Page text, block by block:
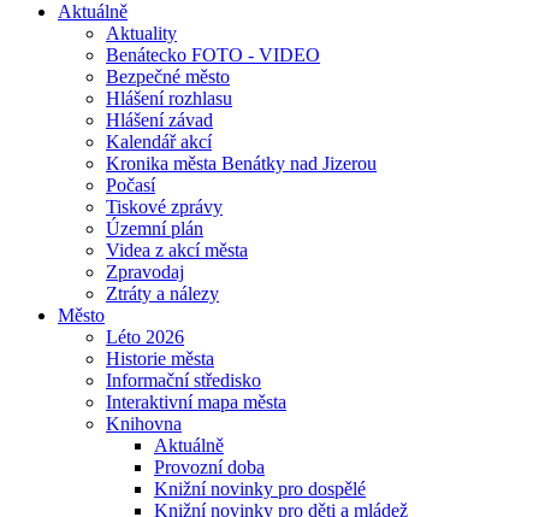
Aktuálně
Aktuality
Benátecko FOTO - VIDEO
Bezpečné město
Hlášení rozhlasu
Hlášení závad
Kalendář akcí
Kronika města Benátky nad Jizerou
Počasí
Tiskové zprávy
Územní plán
Videa z akcí města
Zpravodaj
Ztráty a nálezy
Město
Léto 2026
Historie města
Informační středisko
Interaktivní mapa města
Knihovna
Aktuálně
Provozní doba
Knižní novinky pro dospělé
Knižní novinky pro děti a mládež